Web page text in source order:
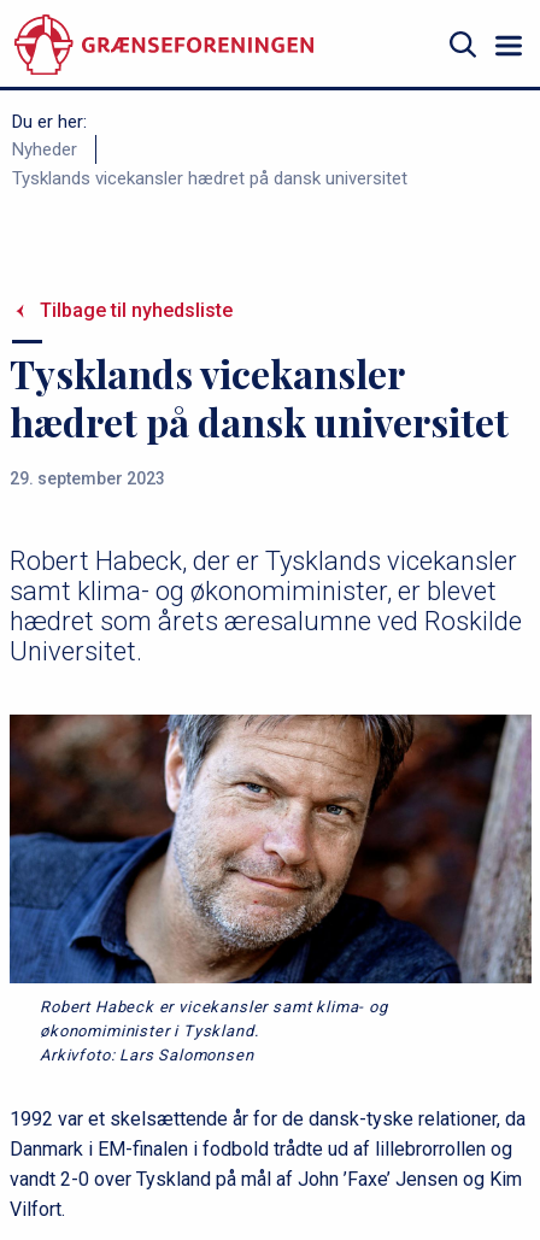
til
hovedindhold
Søg
Du er her:
Nyheder
Tysklands vicekansler hædret på dansk universitet
Tilbage til nyhedsliste
Tysklands vicekansler
hædret på dansk universitet
29. september 2023
Robert Habeck, der er Tysklands vicekansler
samt klima- og økonomiminister, er blevet
hædret som årets æresalumne ved Roskilde
Universitet.
Robert Habeck er vicekansler samt klima- og
økonomiminister i Tyskland.
Arkivfoto: Lars Salomonsen
1992 var et skelsættende år for de dansk-tyske relationer, da
Danmark i EM-finalen i fodbold trådte ud af lillebrorrollen og
vandt 2-0 over Tyskland på mål af John ’Faxe’ Jensen og Kim
Vilfort.